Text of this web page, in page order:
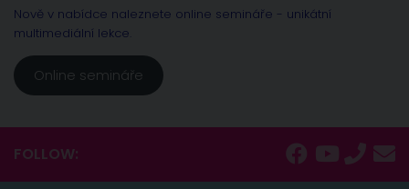
Nově v nabídce naleznete online semináře - unikátní
multimediální lekce.
Online semináře
FOLLOW: